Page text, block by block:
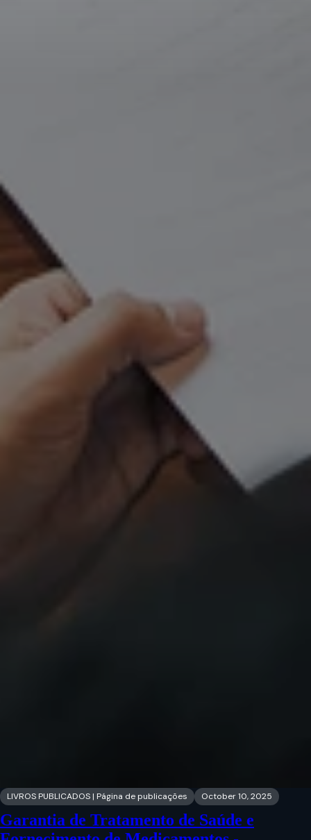
LIVROS PUBLICADOS | Página de publicações October 10, 2025
Garantia de Tratamento de Saúde e